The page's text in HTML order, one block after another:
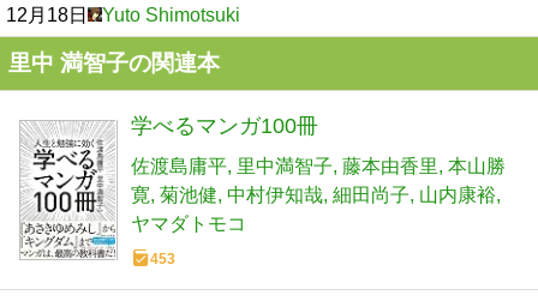
12月18日 Yuto Shimotsuki
里中 満智子の関連本
学べるマンガ100冊
佐渡島庸平 里中満智子 藤本由香里 本山勝
寛 菊池健 中村伊知哉 細田尚子 山内康裕
ヤマダトモコ
453